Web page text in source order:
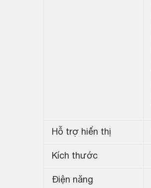
Hỗ trợ hiển thị
Kích thước
Điện năng